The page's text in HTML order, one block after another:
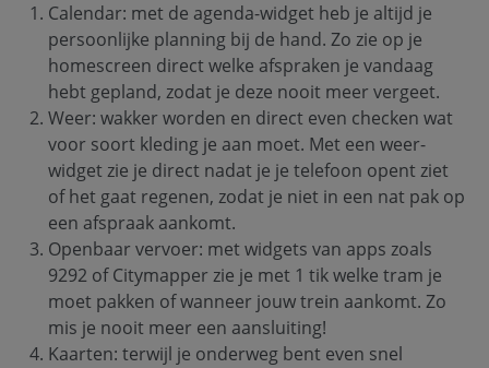
Calendar: met de agenda-widget heb je altijd je
persoonlijke planning bij de hand. Zo zie op je
homescreen direct welke afspraken je vandaag
hebt gepland, zodat je deze nooit meer vergeet.
Weer: wakker worden en direct even checken wat
voor soort kleding je aan moet. Met een weer-
widget zie je direct nadat je je telefoon opent ziet
of het gaat regenen, zodat je niet in een nat pak op
een afspraak aankomt.
Openbaar vervoer: met widgets van apps zoals
9292 of Citymapper zie je met 1 tik welke tram je
moet pakken of wanneer jouw trein aankomt. Zo
mis je nooit meer een aansluiting!
Kaarten: terwijl je onderweg bent even snel